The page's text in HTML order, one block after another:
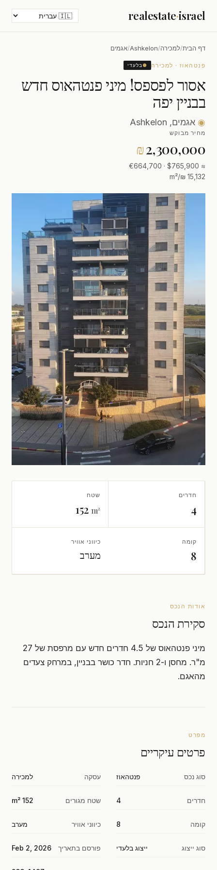
realestate·israel
דף הבית/למכירה/
Ashkelon
/אגמים
פנטהאוז · למכירה ● בלעדי
אסור לפספס! מיני פנטהאוס חדש
בבניין יפה
◉ אגמים, Ashkelon
מחיר מבוקש
₪2,300,000
≈ $765,900 · €664,700
15,132 ₪/m²
חדרים
4
שטח
152 m²
קומה
8
כיווני אוויר
מערב
אודות הנכס
סקירת הנכס
מיני פנטהאוס של 4.5 חדרים חדש עם מרפסת של 27
מ"ר. מחסן ו-2 חניות. חדר כושר בבניין, במרחק צעדים
מהאגם.
מפרט
פרטים עיקריים
סוג נכס פנטהאוז עסקה למכירה
חדרים 4 שטח מגורים 152 m²
קומה 8 כיווני אוויר מערב
סוג ייצוג ייצוג בלעדי פורסם בתאריך Feb 2, 2026